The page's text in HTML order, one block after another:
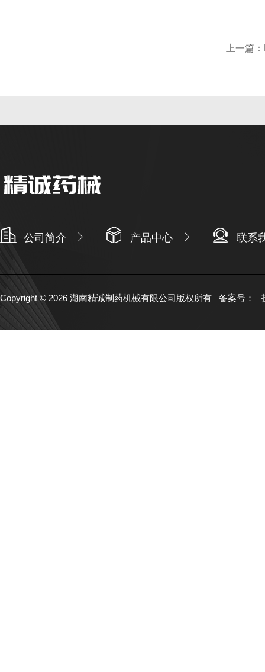
上一篇：
公司简介 产品中心 联系
Copyright © 2026 湖南精诚制药机械有限公司版权所有 备案号：